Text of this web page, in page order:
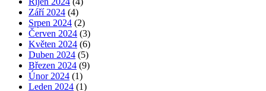
Září 2024 (4)
Srpen 2024 (2)
Červen 2024 (3)
Květen 2024 (6)
Duben 2024 (5)
Březen 2024 (9)
Únor 2024 (1)
Leden 2024 (1)